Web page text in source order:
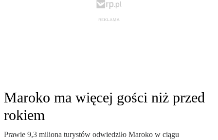
Maroko ma więcej gości niż przed
rokiem
Prawie 9,3 miliona turystów odwiedziło Maroko w ciągu